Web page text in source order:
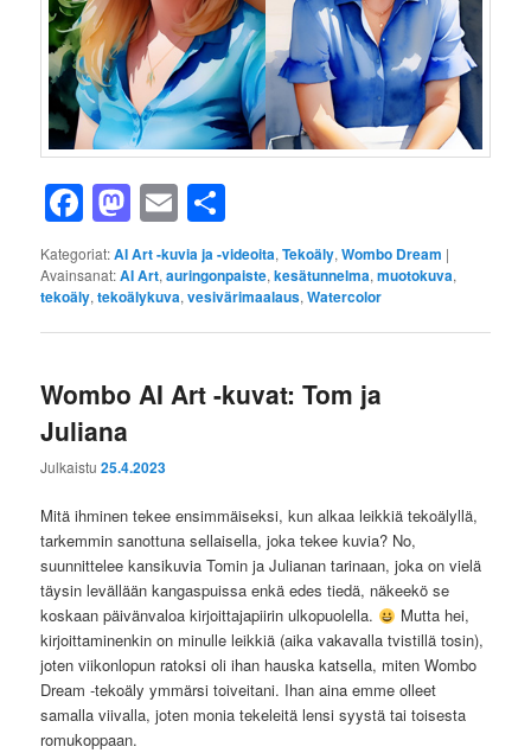
Facebook
Mastodon
Email
Kategoriat:AI Art -kuvia ja -videoita,Tekoäly,Wombo Dream |
Avainsanat:AI Art,auringonpaiste,kesätunnelma,muotokuva,
tekoäly,tekoälykuva,vesivärimaalaus,Watercolor
Wombo AI Art -kuvat: Tom ja
Juliana
Julkaistu25.4.2023
Mitä ihminen tekee ensimmäiseksi, kun alkaa leikkiä tekoälyllä,
tarkemmin sanottuna sellaisella, joka tekee kuvia? No,
suunnittelee kansikuvia Tomin ja Julianan tarinaan, joka on vielä
täysin levällään kangaspuissa enkä edes tiedä, näkeekö se
koskaan päivänvaloa kirjoittajapiirin ulkopuolella.
Mutta hei,
kirjoittaminenkin on minulle leikkiä (aika vakavalla tvistillä tosin),
joten viikonlopun ratoksi oli ihan hauska katsella, miten Wombo
Dream -tekoäly ymmärsi toiveitani. Ihan aina emme olleet
samalla viivalla, joten monia tekeleitä lensi syystä tai toisesta
romukoppaan.